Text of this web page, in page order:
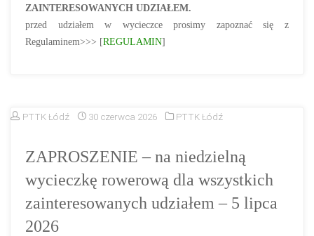
ZAINTERESOWANYCH UDZIAŁEM.
przed udziałem w wycieczce prosimy zapoznać się z
Regulaminem>>> [REGULAMIN]
PTTK Łódź 30 czerwca 2026 PTTK Łódź
ZAPROSZENIE – na niedzielną
wycieczkę rowerową dla wszystkich
zainteresowanych udziałem – 5 lipca
2026